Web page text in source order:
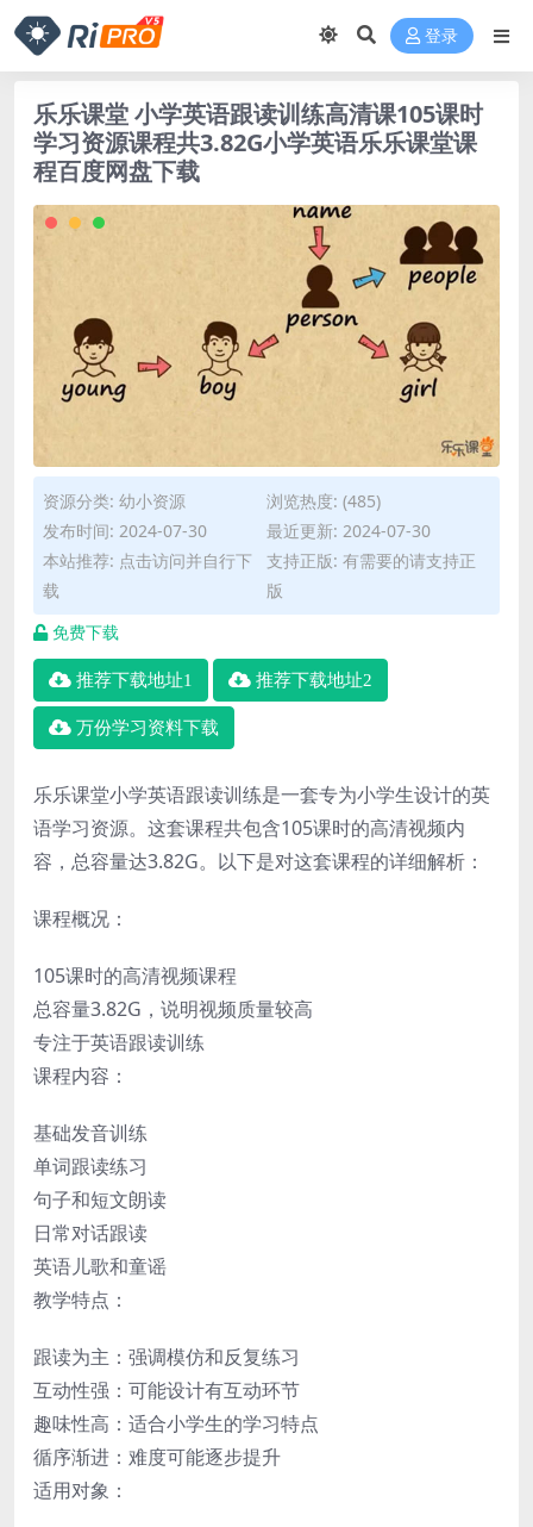
登录
乐乐课堂 小学英语跟读训练高清课105课时
学习资源课程共3.82G小学英语乐乐课堂课
程百度网盘下载
资源分类: 幼小资源
浏览热度: (485)
发布时间: 2024-07-30
最近更新: 2024-07-30
本站推荐: 点击访问并自行下
载
支持正版: 有需要的请支持正
版
免费下载
推荐下载地址1 推荐下载地址2
万份学习资料下载
乐乐课堂小学英语跟读训练是一套专为小学生设计的英
语学习资源。这套课程共包含105课时的高清视频内
容，总容量达3.82G。以下是对这套课程的详细解析：
课程概况：
105课时的高清视频课程
总容量3.82G，说明视频质量较高
专注于英语跟读训练
课程内容：
基础发音训练
单词跟读练习
句子和短文朗读
日常对话跟读
英语儿歌和童谣
教学特点：
跟读为主：强调模仿和反复练习
互动性强：可能设计有互动环节
趣味性高：适合小学生的学习特点
循序渐进：难度可能逐步提升
适用对象：